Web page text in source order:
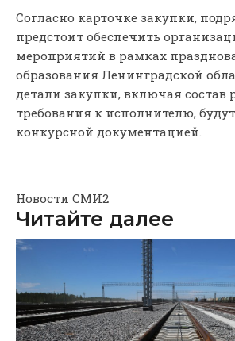
Согласно карточке закупки,
предстоит обеспечить
мероприятий в рамках
образования Ленинградской
детали закупки, включая состав
требования к исполнителю,
конкурсной документацией.
Новости СМИ2
Читайте далее